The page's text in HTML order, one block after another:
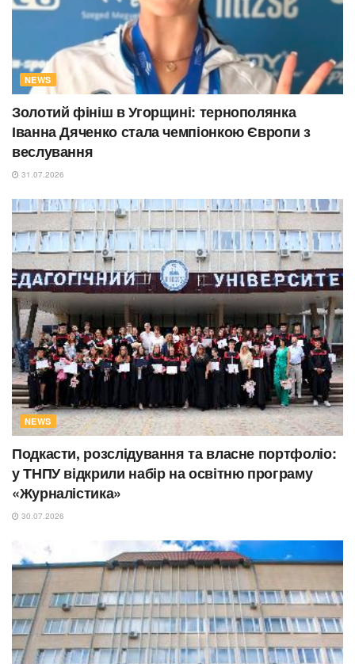
NEWS
Золотий фініш в Угорщині: тернополянка
Іванна Дяченко стала чемпіонкою Європи з
веслування
31.07.2026
NEWS
Подкасти, розслідування та власне портфоліо:
у ТНПУ відкрили набір на освітню програму
«Журналістика»
30.07.2026